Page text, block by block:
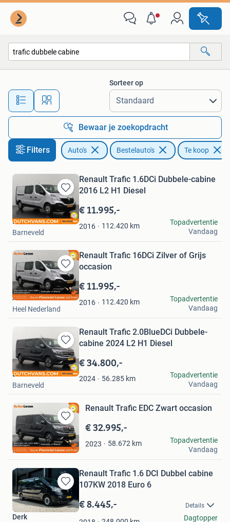
Alle afstanden…
Sorteer op
Bewaar je zoekopdracht
Filters Auto's Bestelauto's Te koop
Bewaren
in
Mijn
Favorieten
Renault Trafic 1.6DCi Dubbele-cabine
2016 L2 H1 Diesel
€ 11.995,-
2016 112.420 km
Dutchvans.com
Barneveld
Topadvertentie
Vandaag
Bewaren
in
Mijn
Favorieten
Renault Trafic 16DCi Zilver of Grijs
occasion
€ 11.995,-
2016 112.420 km
Action Lease
Heel Nederland
Topadvertentie
Vandaag
Bewaren
in
Mijn
Favorieten
Renault Trafic 2.0BlueDCi Dubbele-
cabine 2024 L2 H1 Diesel
€ 34.800,-
2024 56.285 km
Dutchvans.com
Barneveld
Topadvertentie
Vandaag
Bewaren
in
Mijn
Favorieten
Renault Trafic EDC Zwart occasion
€ 32.995,-
2023 58.672 km
Action Lease
Heel Nederland
Topadvertentie
Vandaag
Bewaren
in
Mijn
Favorieten
Renault Trafic 1.6 DCI Dubbel cabine
107KW 2018 Euro 6
€ 8.445,- Details
Derk
Dagtopper